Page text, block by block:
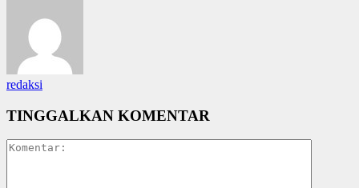
redaksi
TINGGALKAN KOMENTAR